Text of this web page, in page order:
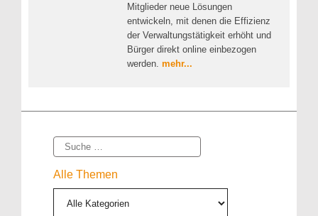
Mitglieder neue Lösungen
entwickeln, mit denen die Effizienz
der Verwaltungstätigkeit erhöht und
Bürger direkt online einbezogen
werden. mehr...
Suche
Alle Themen